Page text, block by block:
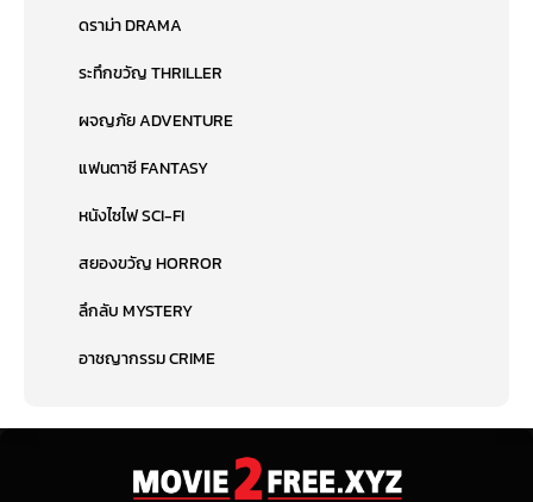
ดราม่า DRAMA
ระทึกขวัญ THRILLER
ผจญภัย ADVENTURE
แฟนตาซี FANTASY
หนังไซไฟ SCI-FI
สยองขวัญ HORROR
ลึกลับ MYSTERY
อาชญากรรม CRIME